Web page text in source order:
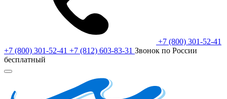
+7 (800) 301-52-41
+7 (800) 301-52-41 +7 (812) 603-83-31 Звонок по России
бесплатный